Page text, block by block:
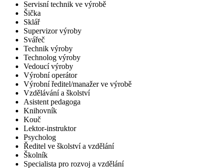
Servisní technik ve výrobě
Šička
Sklář
Supervizor výroby
Svářeč
Technik výroby
Technolog výroby
Vedoucí výroby
Výrobní operátor
Výrobní ředitel/manažer ve výrobě
Vzdělávání a školství
Asistent pedagoga
Knihovník
Kouč
Lektor-instruktor
Psycholog
Ředitel ve školství a vzdělání
Školník
Specialista pro rozvoj a vzdělání